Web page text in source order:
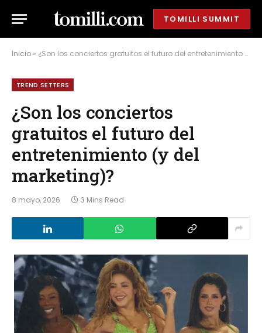
TOMILLI SUMMIT
Inicio » ¿Son los conciertos gratuitos el futuro del entretenimiento (y del marketing)?
TREND SETTERS
¿Son los conciertos
gratuitos el futuro del
entretenimiento (y del
marketing)?
8 mayo, 2026 3 Mins Read